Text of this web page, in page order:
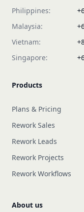
Philippines:
Malaysia:
Vietnam:
Singapore:
Products
Plans & Pricing
Rework Sales
Rework Leads
Rework Projects
Rework Workflows
About us